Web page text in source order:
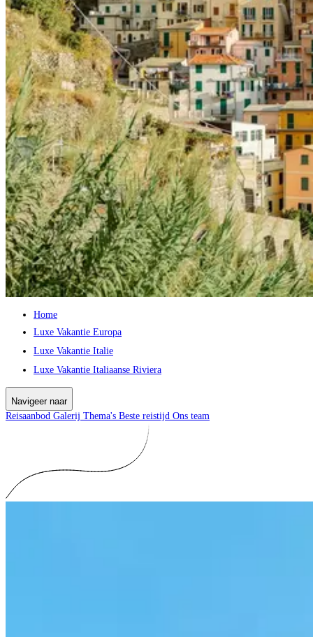
Home
Luxe Vakantie Europa
Luxe Vakantie Italie
Luxe Vakantie Italiaanse Riviera
Navigeer naar
Reisaanbod Galerij Thema's Beste reistijd Ons team